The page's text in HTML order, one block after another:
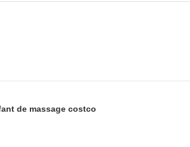
de massage costco